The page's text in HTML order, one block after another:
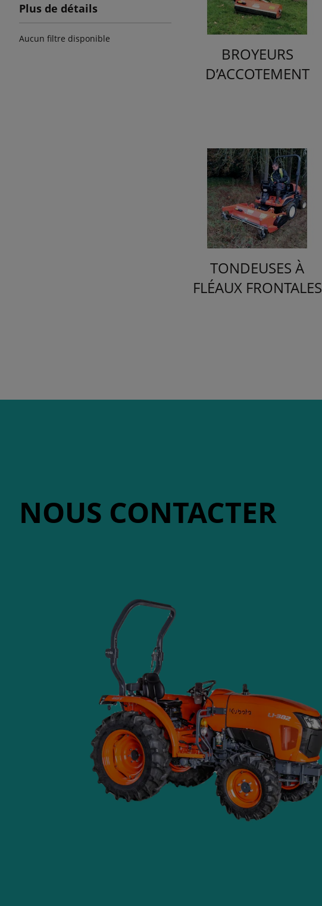
Plus de détails
Aucun filtre disponible
BROYEURS
D’ACCOTEMENT
TONDEUSES À
FLÉAUX FRONTALES
NOUS CONTACTER